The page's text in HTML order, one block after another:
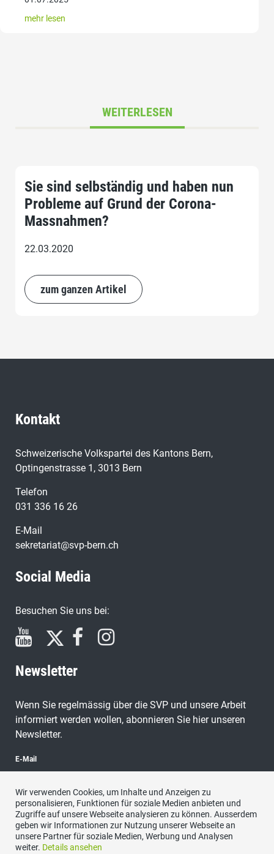
mehr lesen
WEITERLESEN
Sie sind selbständig und haben nun
Probleme auf Grund der Corona-
Massnahmen?
22.03.2020
zum ganzen Artikel
Kontakt
Schweizerische Volkspartei des Kantons Bern,
Optingenstrasse 1, 3013 Bern
Telefon
031 336 16 26
E-Mail
sekretariat@svp-bern.ch
Social Media
Besuchen Sie uns bei:
Newsletter
Wenn Sie regelmässig über die SVP und unsere Arbeit
informiert werden wollen, abonnieren Sie hier unseren
Newsletter.
E-Mail
abonnieren
Wir verwenden Cookies, um Inhalte und Anzeigen zu
personalisieren, Funktionen für soziale Medien anbieten und
Zugriffe auf unsere Webseite analysieren zu können. Ausserdem
geben wir Informationen zur Nutzung unserer Webseite an
unsere Partner für soziale Medien, Werbung und Analysen
weiter. Details ansehen